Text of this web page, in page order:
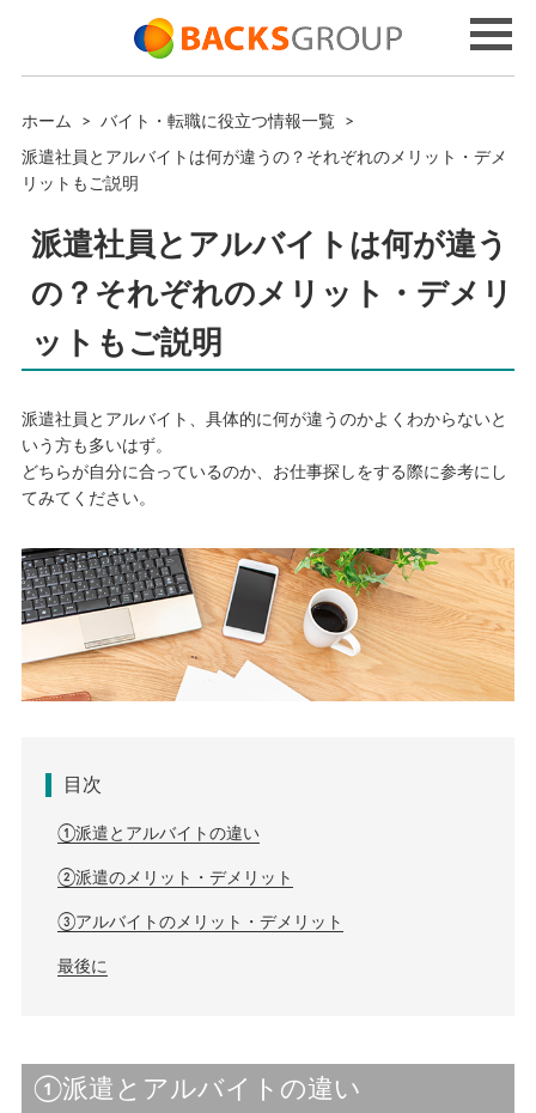
ホーム > バイト・転職に役立つ情報一覧>
派遣社員とアルバイトは何が違うの？それぞれのメリット・デメ
リットもご説明
派遣社員とアルバイトは何が違う
の？それぞれのメリット・デメリ
ットもご説明
派遣社員とアルバイト、具体的に何が違うのかよくわからないと
いう方も多いはず。
どちらが自分に合っているのか、お仕事探しをする際に参考にし
てみてください。
目次
①派遣とアルバイトの違い
②派遣のメリット・デメリット
③アルバイトのメリット・デメリット
最後に
①派遣とアルバイトの違い